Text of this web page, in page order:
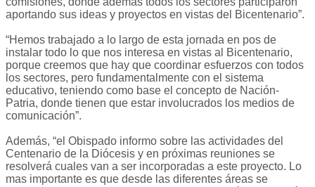
aportando sus ideas y proyectos en vistas del Bicentenario”.
“Hemos trabajado a lo largo de esta jornada en pos de
instalar todo lo que nos interesa en vistas al Bicentenario,
porque creemos que hay que coordinar esfuerzos con todos
los sectores, pero fundamentalmente con el sistema
educativo, teniendo como base el concepto de Nación-
Patria, donde tienen que estar involucrados los medios de
comunicación”.
Además, “el Obispado informo sobre las actividades del
Centenario de la Diócesis y en próximas reuniones se
resolverá cuales van a ser incorporadas a este proyecto. Lo
mas importante es que desde las diferentes áreas se